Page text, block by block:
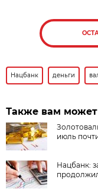
Нацбанк деньги
Также вам
июль
Нацбанк: